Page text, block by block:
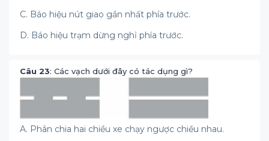
C. Báo hiệu nút giao gần nhất phía trước.
D. Báo hiệu trạm dừng nghỉ phía trước.
Câu 23: Các vạch dưới đây có tác dụng gì?
A. Phân chia hai chiều xe chạy ngược chiều nhau.